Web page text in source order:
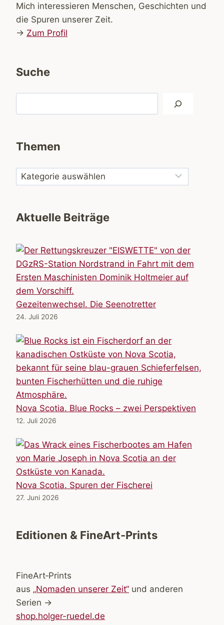
Mich interessieren Menschen, Geschichten und
die Spuren unserer Zeit.
→ Zum Profil
Suche
Themen
Aktuelle Beiträge
Gezeitenwechsel. Die Seenotretter
24. Juli 2026
Nova Scotia. Blue Rocks – zwei Perspektiven
12. Juli 2026
Nova Scotia. Spuren der Fischerei
27. Juni 2026
Editionen & FineArt-Prints
FineArt‑Prints
aus „Nomaden unserer Zeit“ und anderen
Serien →
shop.holger-ruedel.de